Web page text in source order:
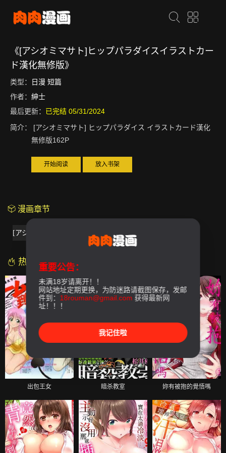
《[アシオミマサト]ヒップパラダイスイラストカー
ド漢化無修版》
类型： 日漫 短篇
作者： 紳士
最后更新： 已完结 05/31/2024
简介：
[アシオミマサト] ヒップパラダイス イラストカード漢化
無修版162P
开始阅读 放入书架
漫画章节
热门漫画
出包王女 暗杀教室 妳有被抱的覺悟嗎
重要公告：
未满18岁请离开！！
网站地址定期更换，为防迷路请截图保存，发邮
件到： 18rouman@gmail.com 获得最新网
址！！！
我记住啦